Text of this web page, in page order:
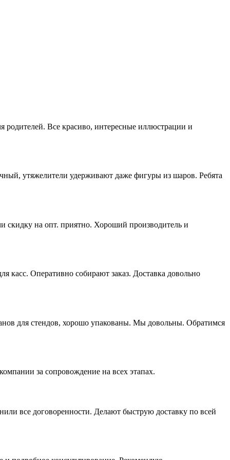
родителей. Все красиво, интересные иллюстрации и
утяжелители удерживают даже фигуры из шаров. Ребята
скидку на опт. приятно. Хороший производитель и
Оперативно собирают заказ. Доставка довольно
для стендов, хорошо упакованы. Мы довольны. Обратимся
за сопровождение на всех этапах.
все договоренности. Делают быструю доставку по всей